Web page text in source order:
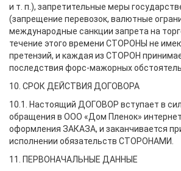
и т. п.), запретительные меры
(запрещение перевозок, валютные
международные санкции запрета на
течение этого времени СТОРОНЫ не
претензий, и каждая из СТОРОН
последствия форс-мажорных
10. СРОК ДЕЙСТВИЯ ДОГОВОРА
10.1. Настоящий ДОГОВОР вступает в
обращения в ООО «Дом Пленок»
оформления ЗАКАЗА, и заканчивается
исполнении обязательств СТОРОНАМИ.
11. ПЕРВОНАЧАЛЬНЫЕ ДАННЫЕ